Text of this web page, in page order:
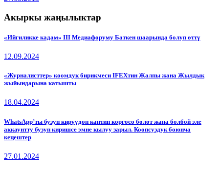
Акыркы жаңылыктар
«Ийгиликке кадам» III Медиафоруму Баткен шаарында болуп өттү
12.09.2024
«Журналисттер» коомдук бирикмеси IFEXтин Жалпы жана Жылдык
жыйындарына катышты
18.04.2024
WhatsApp’ты бузуп кирүүдөн кантип коргосо болот жана болбой эле
аккаунтту бузуп киришсе эмне кылуу зарыл. Коопсуздук боюнча
кеңештер
27.01.2024